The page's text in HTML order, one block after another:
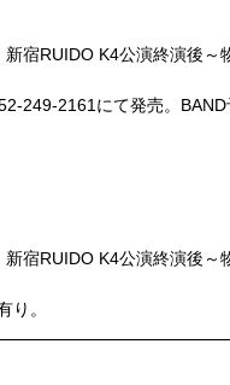
宿RUIDO K4公演終演後～
249-2161にて発売。BAND
宿RUIDO K4公演終演後～
り。